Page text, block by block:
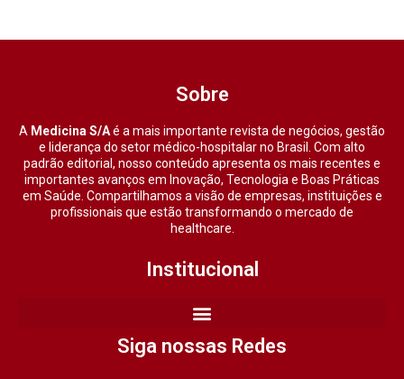
Sobre
A Medicina S/Aé a mais importante revista de negócios, gestão
e liderança do setor médico-hospitalar no Brasil. Com alto
padrão editorial, nosso conteúdo apresenta os mais recentes e
importantes avanços em Inovação, Tecnologia e Boas Práticas
em Saúde. Compartilhamos a visão de empresas, instituições e
profissionais que estão transformando o mercado de
healthcare.
Institucional
Siga nossas Redes